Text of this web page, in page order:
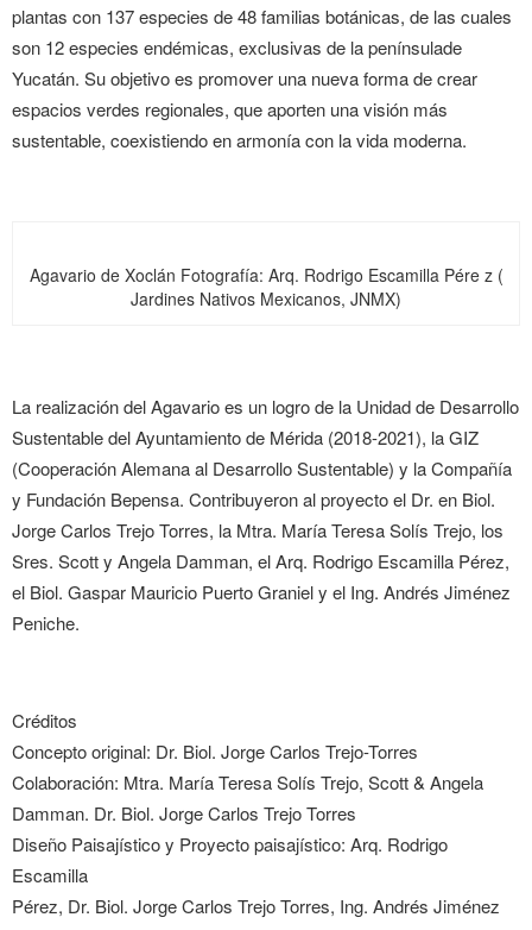
plantas con 137 especies de 48 familias botánicas, de las cuales
son 12 especies endémicas, exclusivas de la penínsulade
Yucatán. Su objetivo es promover una nueva forma de crear
espacios verdes regionales, que aporten una visión más
sustentable, coexistiendo en armonía con la vida moderna.
Agavario de Xoclán Fotografía: Arq. Rodrigo Escamilla Pére z (
Jardines Nativos Mexicanos, JNMX)
La realización del Agavario es un logro de la Unidad de Desarrollo
Sustentable del Ayuntamiento de Mérida (2018-2021), la GIZ
(Cooperación Alemana al Desarrollo Sustentable) y la Compañía
y Fundación Bepensa. Contribuyeron al proyecto el Dr. en Biol.
Jorge Carlos Trejo Torres, la Mtra. María Teresa Solís Trejo, los
Sres. Scott y Angela Damman, el Arq. Rodrigo Escamilla Pérez,
el Biol. Gaspar Mauricio Puerto Graniel y el Ing. Andrés Jiménez
Peniche.
Créditos
Concepto original: Dr. Biol. Jorge Carlos Trejo-Torres
Colaboración: Mtra. María Teresa Solís Trejo, Scott & Angela
Damman. Dr. Biol. Jorge Carlos Trejo Torres
Diseño Paisajístico y Proyecto paisajístico: Arq. Rodrigo
Escamilla
Pérez, Dr. Biol. Jorge Carlos Trejo Torres, Ing. Andrés Jiménez